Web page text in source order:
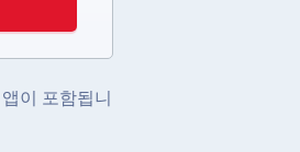
이 포함됩니